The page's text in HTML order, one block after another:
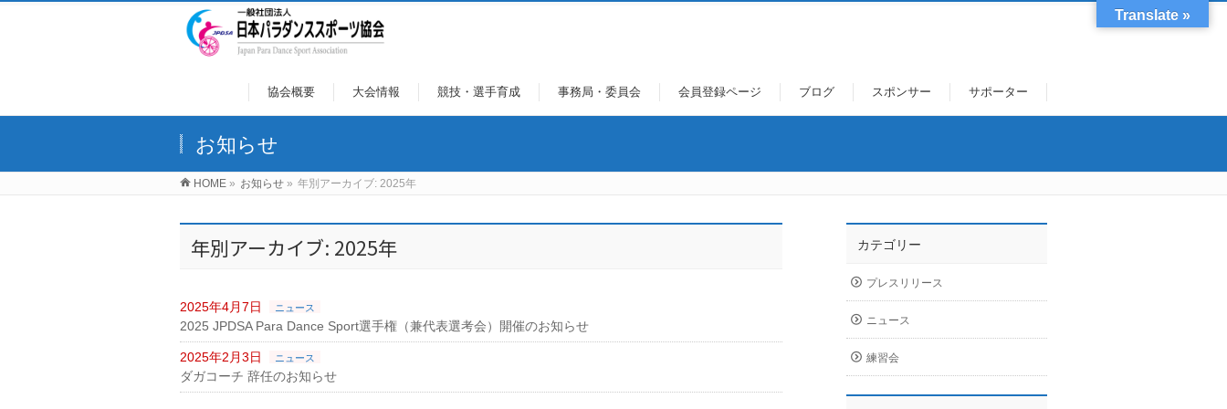
協会概要 大会情報 競技・選手育成 事務局・委員会 会員登録ページ ブログ スポンサー サポーター
お知らせ
HOME » お知らせ » 年別アーカイブ: 2025年
年別アーカイブ: 2025年
2025年4月7日 ニュース
2025 JPDSA Para Dance Sport選手権（兼代表選考会）開催のお知らせ
2025年2月3日 ニュース
ダガコーチ 辞任のお知らせ
カテゴリー
プレスリリース
ニュース
練習会
Translate »